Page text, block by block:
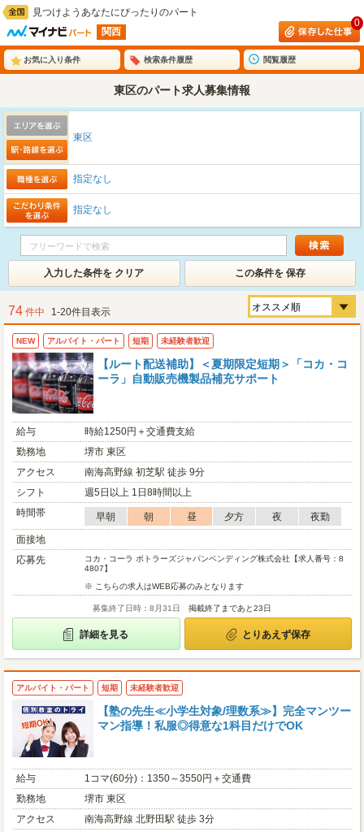
見つけようあなたにぴったりのパート
関西
0
お気に入り条件 検索条件履歴 閲覧履歴
東区のパート求人募集情報
東区
指定なし
指定なし
入力した条件を クリア この条件を 保存
74 件中 1-20件目表示
NEW アルバイト・パート 短期 未経験者歓迎
【ルート配送補助】＜夏期限定短期＞「コカ・コ
ーラ」自動販売機製品補充サポート
給与
時給1250円＋交通費支給
勤務地
堺市 東区
アクセス
南海高野線 初芝駅 徒歩 9分
シフト
週5日以上 1日8時間以上
時間帯
早朝 朝 昼 夕方 夜
夜勤
面接地
応募先
コカ・コーラ ボトラーズジャパンベンディング株式会社【求人番号：8
4807】
※ こちらの求人はWEB応募のみとなります
募集終了日時：8月31日 掲載終了まであと23日
詳細を見る とりあえず保存
アルバイト・パート 短期 未経験者歓迎
【塾の先生≪小学生対象/理数系≫】完全マンツー
マン指導！私服◎得意な1科目だけでOK
給与
1コマ(60分)：1350～3550円＋交通費
勤務地
堺市 東区
アクセス
南海高野線 北野田駅 徒歩 3分